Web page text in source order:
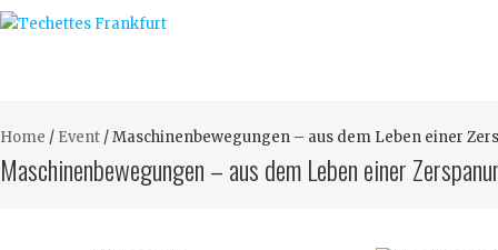
Home / Event /Maschinenbewegungen­ – aus dem Leben einer
Maschinenbewegungen­ – aus dem Leben einer